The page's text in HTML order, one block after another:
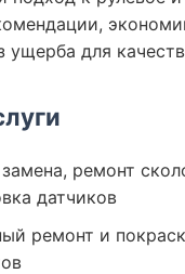
ущерба для
ремонт
датчиков
ремонт и